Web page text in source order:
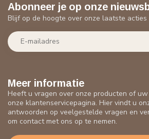
Meer informatie
Heeft u vragen over onze producten of
onze klantenservicepagina. Hier vindt u
antwoorden op veelgestelde vragen en
om contact met ons op te nemen.
Abonneer je op onze
Blijf op de hoogte over onze laatste acties